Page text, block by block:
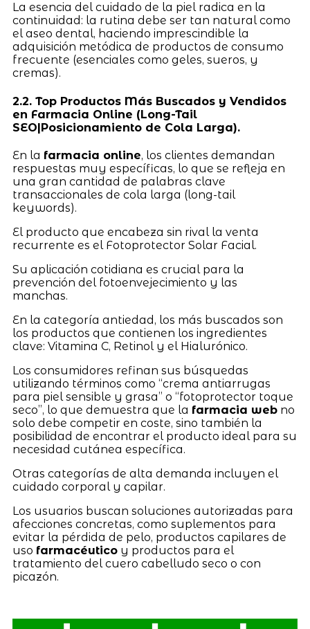
La esencia del cuidado de la piel radica en la
continuidad: la rutina debe ser tan natural como
el aseo dental, haciendo imprescindible la
adquisición metódica de productos de consumo
frecuente (esenciales como geles, sueros, y
cremas).
2.2. Top Productos Más Buscados y Vendidos
en Farmacia Online (Long-Tail
SEO|Posicionamiento de Cola Larga).
En la farmacia online, los clientes demandan
respuestas muy específicas, lo que se refleja en
una gran cantidad de palabras clave
transaccionales de cola larga (long-tail
keywords).
El producto que encabeza sin rival la venta
recurrente es el Fotoprotector Solar Facial.
Su aplicación cotidiana es crucial para la
prevención del fotoenvejecimiento y las
manchas.
En la categoría antiedad, los más buscados son
los productos que contienen los ingredientes
clave: Vitamina C, Retinol y el Hialurónico.
Los consumidores refinan sus búsquedas
utilizando términos como “crema antiarrugas
para piel sensible y grasa” o “fotoprotector toque
seco”, lo que demuestra que la farmacia webno
solo debe competir en coste, sino también la
posibilidad de encontrar el producto ideal para su
necesidad cutánea específica.
Otras categorías de alta demanda incluyen el
cuidado corporal y capilar.
Los usuarios buscan soluciones autorizadas para
afecciones concretas, como suplementos para
evitar la pérdida de pelo, productos capilares de
uso farmacéuticoy productos para el
tratamiento del cuero cabelludo seco o con
picazón.